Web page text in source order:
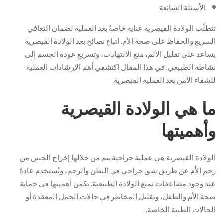
الأسئلة الشائعة
تتطلّب الولادة القيصرية عناية خاصةً بعد العملية لضمان التعافي
السريع والحفاظ على صحة الأم. اتباع نصائح بعد الولادة القيصرية
يساعد على تقليل الألم، منع الالتهابات، وتسريع عودة الجسم إلى
نشاطه الطبيعي. في هذا المقال اكتشفي أهم الإرشادات العملية
للشفاء الآمن بعد العملية القيصرية.
ما هي الولادة القيصرية
وأهميتها
الولادة القيصرية هي عملية جراحية يتم من خلالها إخراج الجنين من
رحم الأم عن طريق شق جراحي في البطن والرحم، وتُستخدم عادةً
عند وجود مضاعفات تمنع الولادة الطبيعية. تكمن أهميتها في حماية
صحة الأم والطفل، وتقليل المخاطر في حالات الحمل المعقدة أو
الحالات الطبية الخاصة.